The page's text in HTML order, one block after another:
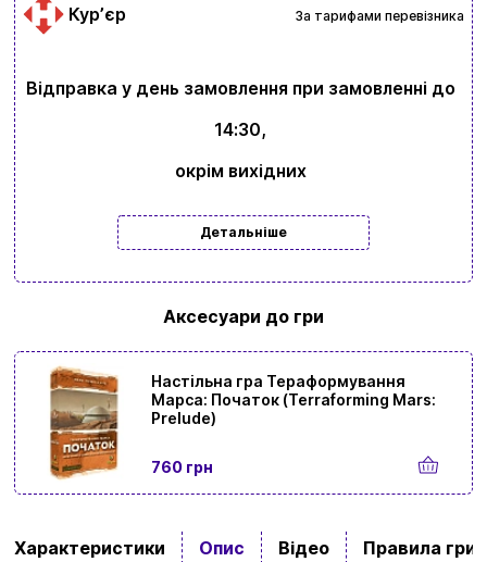
Курʼєр За тарифами перевізника
Відправка у день замовлення при замовленні до
14:30,
окрім вихідних
Детальніше
Аксесуари до гри
760 грн
Настільна гра Тераформування
Марса: Початок (Terraforming Mars:
Prelude)
Характеристики Опис Відео Правила гри